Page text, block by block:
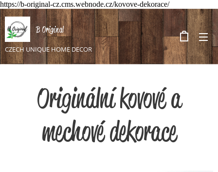
https://b-original-cz.cms.webnode.cz/kovove-dekorace/
B Original
CZECH UNIQUE HOME DECOR
Originální kovové a
mechové dekorace